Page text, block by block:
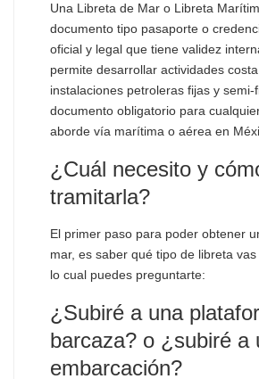
Una Libreta de Mar o Libreta
documento tipo pasaporte o
oficial y legal que tiene validez
permite desarrollar actividades
instalaciones petroleras fijas y semi-
documento obligatorio para
aborde vía marítima o aérea en
¿Cuál necesito y
tramitarla?
El primer paso para poder obtener
mar, es saber qué tipo de libreta
lo cual puedes preguntarte:
¿Subiré a una
barcaza? o ¿subiré a
embarcación?